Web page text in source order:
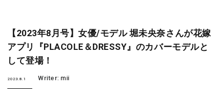
【2023年8月号】女優/モデル 堀未央奈さんが花嫁
アプリ『PLACOLE＆DRESSY』のカバーモデルと
して登場！
2023.8.1 Writer:mii